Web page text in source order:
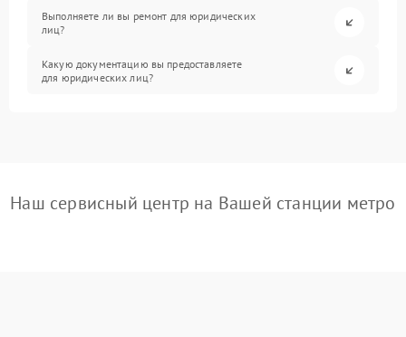
Выполняете ли вы ремонт для юридических
лиц?
Какую документацию вы предоставляете
для юридических лиц?
Наш сервисный центр на Вашей станции метро